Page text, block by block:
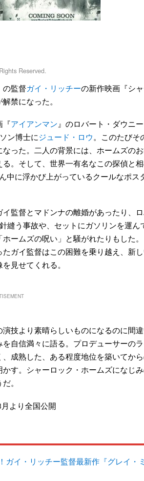
Reserved.
の監督ガイ・リッチーの新作映画『シ
禁になった。
『アイアンマン』のロバート・ダウニー
ン博士にジュード・ロウ。このたびそ
った。二人の背景には、ホームズの
。そして、世界一有名なこの探偵と
中に浮かび上がっているクールなポス
監督とマドンナの離婚があったり、
縫う事故や、セットにガソリンを運ん
ームズの呪い」と騒がれたりもした
ガイ監督はこの困難を乗り越え、新
見せてくれる。
技より素晴らしいものになるのに間
自信満々に語る。プロデューサーの
成熟した、ある程度地位を築いてか
す。シャーロック・ホームズになじ
。
より全国公開
ガイ・リッチー監督最新作『グレイ・